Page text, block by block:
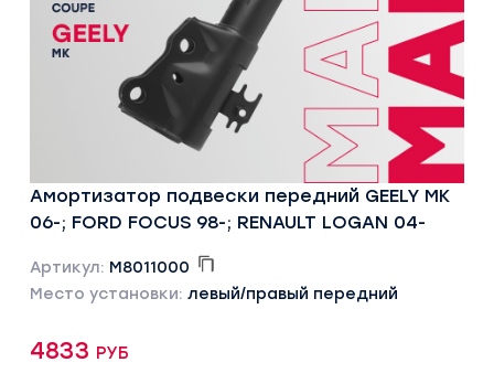
Амортизатор подвески передний GEELY MK
06-; FORD FOCUS 98-; RENAULT LOGAN 04-
Артикул: M8011000
Место установки: левый/правый передний
4833 руб